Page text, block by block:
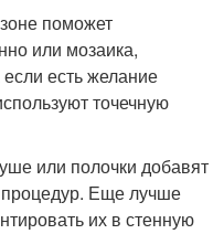
поможет
или мозаика,
есть желание
точечную
или полочки добавят
Еще лучше
их в стенную